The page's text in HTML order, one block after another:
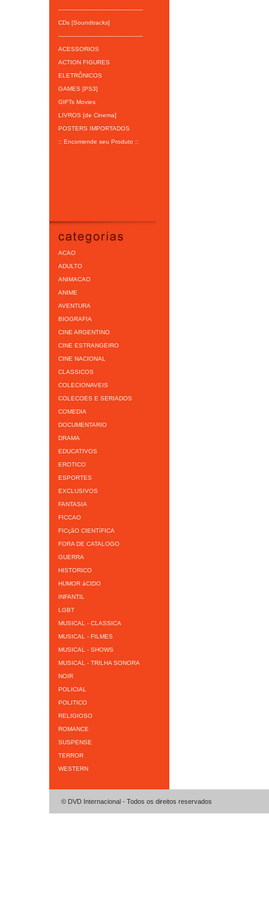
-----------------------------------------------
CDs [Soundtracks]
-----------------------------------------------
ACESSORIOS
ACTION FIGURES
ELETRÔNICOS
GAMES [PS3]
GIFTs Movies
LIVROS [de Cinema]
POSTERS IMPORTADOS
:: Encomende seu Produto ::
ACAO
ADULTO
ANIMACAO
ANIME
AVENTURA
BIOGRAFIA
CINE ARGENTINO
CINE ESTRANGEIRO
CINE NACIONAL
CLASSICOS
COLECIONAVEIS
COLECOES E SERIADOS
COMEDIA
DOCUMENTARIO
DRAMA
EDUCATIVOS
EROTICO
ESPORTES
EXCLUSIVOS
FANTASIA
FICCAO
FICçãO CIENTíFICA
FORA DE CATALOGO
GUERRA
HISTORICO
HUMOR áCIDO
INFANTIL
LGBT
MUSICAL - CLASSICA
MUSICAL - FILMES
MUSICAL - SHOWS
MUSICAL - TRILHA SONORA
NOIR
POLICIAL
POLITICO
RELIGIOSO
ROMANCE
SUSPENSE
TERROR
WESTERN
© DVD Internacional - Todos os direitos reservados